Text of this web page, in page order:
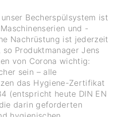
Becherspülsystem ist
und -
Nachrüstung ist jederzeit
so Produktmanager Jens
von Corona wichtig:
sein – alle
das Hygiene-Zertifikat
(entspricht heute DIN EN
darin geforderten